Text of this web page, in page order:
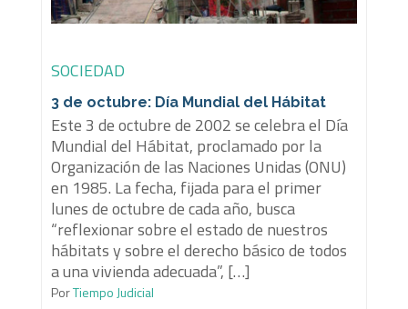
SOCIEDAD
3 de octubre: Día Mundial del Hábitat
Este 3 de octubre de 2002 se celebra el Día
Mundial del Hábitat, proclamado por la
Organización de las Naciones Unidas (ONU)
en 1985. La fecha, fijada para el primer
lunes de octubre de cada año, busca
“reflexionar sobre el estado de nuestros
hábitats y sobre el derecho básico de todos
a una vivienda adecuada”, […]
PorTiempo Judicial